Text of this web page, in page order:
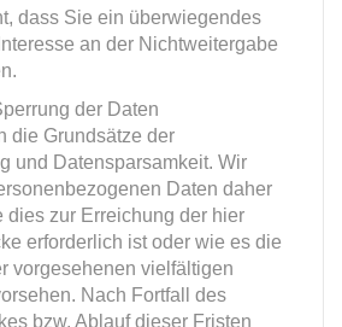
dass Sie ein überwiegendes
an der Nichtweitergabe
der Daten
die Grundsätze der
und Datensparsamkeit. Wir
Daten daher
dies zur Erreichung der hier
erforderlich ist oder wie es die
vorgesehenen vielfältigen
Nach Fortfall des
bzw. Ablauf dieser Fristen